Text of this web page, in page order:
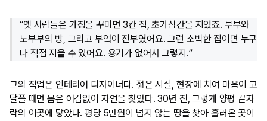
“옛 사람들은 가정을 꾸미면 3칸 집, 초가삼간을 지었죠. 부부와
노부부의 방, 그리고 부엌이 전부였어요. 그런 소박한 집이면 누구
나 직접 지을 수 있어요. 용기가 없어서 그렇지.”
그의 직업은 인테리어 디자이너다. 젊은 시절, 현장에 치여 마음이 고
달플 때면 몸은 어김없이 자연을 찾았다. 30년 전, 그렇게 양평 끝자
락의 이곳에 닿았다. 평당 5만원이 넘지 않는 땅을 찾아 흘러온 곳이